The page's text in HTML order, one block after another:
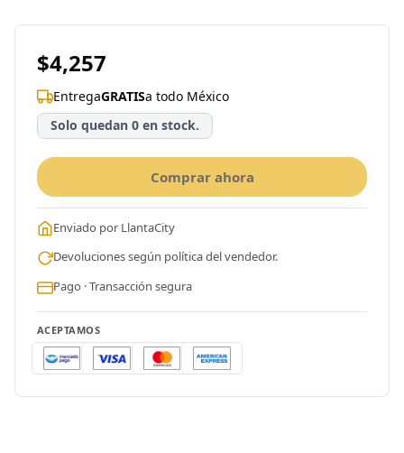
$4,257
EntregaGRATISa todo México
Solo quedan 0 en stock.
Comprar ahora
Enviado por LlantaCity
Devoluciones según política del vendedor.
Pago · Transacción segura
ACEPTAMOS